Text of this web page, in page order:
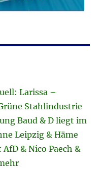
Larissa –
Stahlindustrie
Baud & D liegt im
Leipzig & Häme
& Nico Paech &